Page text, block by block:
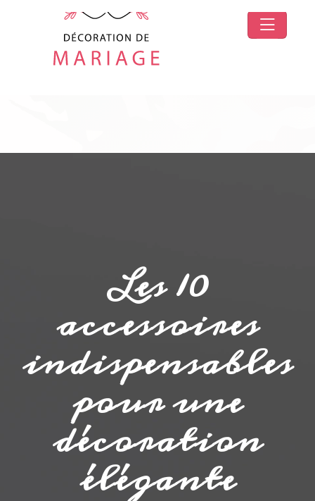
Les 10
accessoires
indispensables
pour une
décoration
élégante